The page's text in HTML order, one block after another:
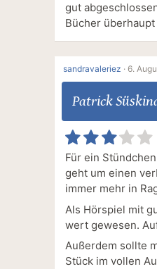
gut
Bücher
sandravaleriez · 6.
Patrick
Für ein
geht um einen
immer mehr in
Als Hörspiel mit
wert gewesen.
Außerdem sollte
Stück im vollen